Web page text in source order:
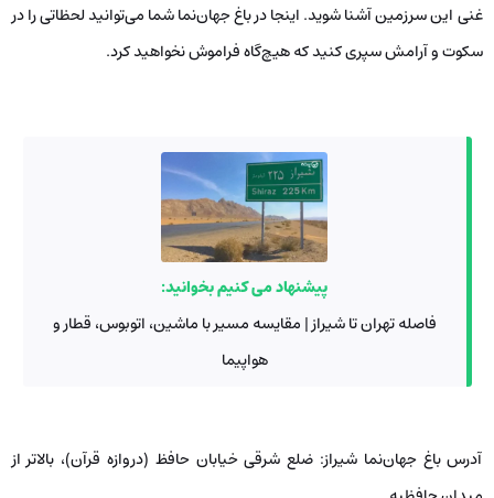
غنی این سرزمین آشنا شوید. اینجا در باغ جهان‌نما شما می‌توانید لحظاتی را در
سکوت و آرامش سپری کنید که هیچ‌گاه فراموش نخواهید کرد.
پیشنهاد می کنیم بخوانید:
فاصله تهران تا شیراز | مقایسه مسیر با ماشین، اتوبوس، قطار و
هواپیما
آدرس باغ جهان‌نما شیراز: ضلع شرقی خیابان حافظ (دروازه قرآن)، بالاتر از